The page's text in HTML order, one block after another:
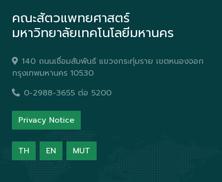
คณะสัตวแพทยศาสตร์
มหาวิทยาลัยเทคโนโลยีมหานคร
140 ถนนเชื่อมสัมพันธ์ แขวงกระทุ่มราย เขตหนองจอก
กรุงเทพมหานคร 10530
0-2988-3655 ต่อ 5200
Privacy Notice
TH EN MUT